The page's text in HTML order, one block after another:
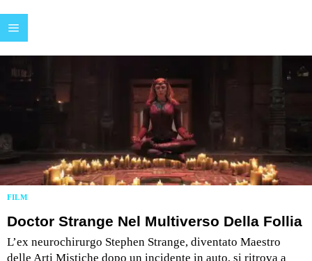
FILM
Doctor Strange Nel Multiverso Della Follia
L’ex neurochirurgo Stephen Strange, diventato Maestro
delle Arti Mistiche dopo un incidente in auto, si ritrova a